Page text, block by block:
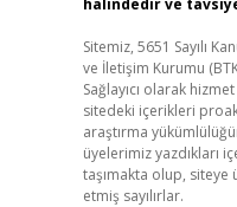
halindedir ve
Sitemiz, 5651 Sayılı
ve İletişim Kurumu
Sağlayıcı olarak
sitedeki içerikleri
araştırma
üyelerimiz yazdıkları
taşımakta olup,
etmiş sayılırlar.